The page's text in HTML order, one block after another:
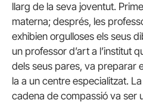
llarg de la seva joventut.
materna; després, les
exhibien orgulloses els seus
un professor d’art a l’institut
dels seus pares, va preparar
la a un centre especialitzat.
cadena de compassió va ser